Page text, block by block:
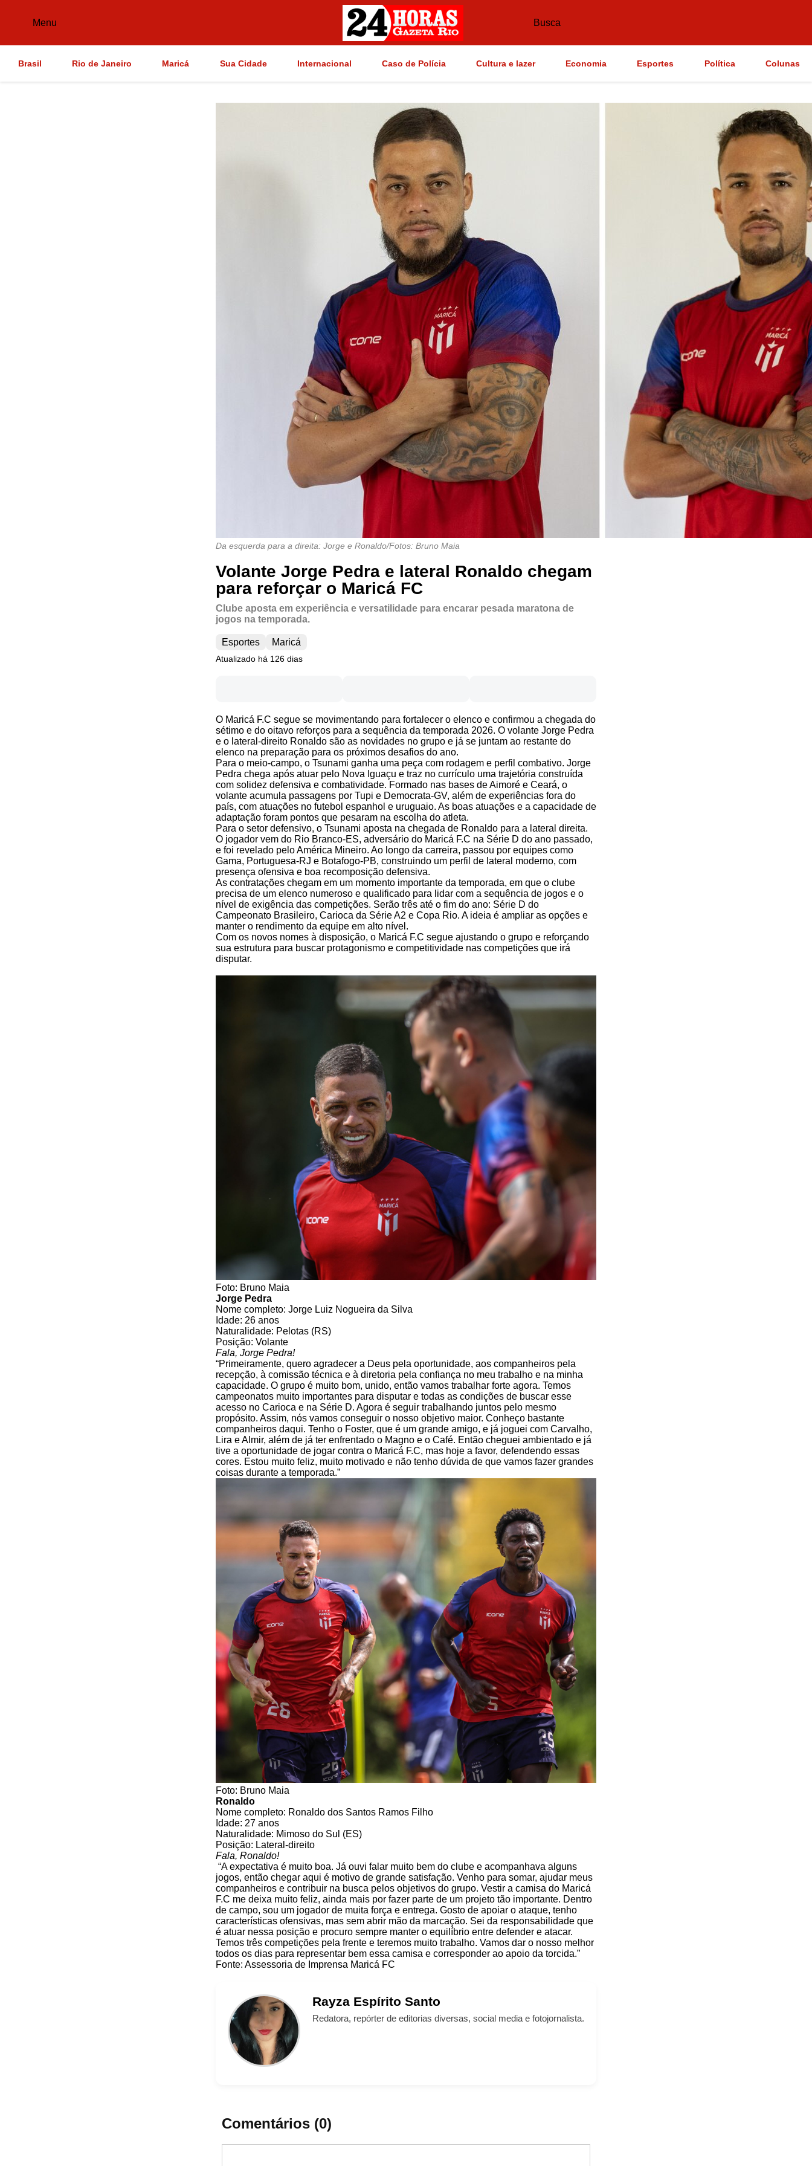
Menu Busca
Brasil Rio de Janeiro Maricá Sua Cidade Internacional Caso de Polícia Cultura e lazer Economia Esportes Política Colunas
Da esquerda para a direita: Jorge e Ronaldo/Fotos: Bruno Maia
Volante Jorge Pedra e lateral Ronaldo chegam
para reforçar o Maricá FC
Clube aposta em experiência e versatilidade para encarar pesada maratona de
jogos na temporada.
Esportes Maricá
Atualizado há 126 dias
O Maricá F.C segue se movimentando para fortalecer o elenco e confirmou a chegada do
sétimo e do oitavo reforços para a sequência da temporada 2026. O volante Jorge Pedra
e o lateral-direito Ronaldo são as novidades no grupo e já se juntam ao restante do
elenco na preparação para os próximos desafios do ano.
Para o meio-campo, o Tsunami ganha uma peça com rodagem e perfil combativo. Jorge
Pedra chega após atuar pelo Nova Iguaçu e traz no currículo uma trajetória construída
com solidez defensiva e combatividade. Formado nas bases de Aimoré e Ceará, o
volante acumula passagens por Tupi e Democrata-GV, além de experiências fora do
país, com atuações no futebol espanhol e uruguaio. As boas atuações e a capacidade de
adaptação foram pontos que pesaram na escolha do atleta.
Para o setor defensivo, o Tsunami aposta na chegada de Ronaldo para a lateral direita.
O jogador vem do Rio Branco-ES, adversário do Maricá F.C na Série D do ano passado,
e foi revelado pelo América Mineiro. Ao longo da carreira, passou por equipes como
Gama, Portuguesa-RJ e Botafogo-PB, construindo um perfil de lateral moderno, com
presença ofensiva e boa recomposição defensiva.
As contratações chegam em um momento importante da temporada, em que o clube
precisa de um elenco numeroso e qualificado para lidar com a sequência de jogos e o
nível de exigência das competições. Serão três até o fim do ano: Série D do
Campeonato Brasileiro, Carioca da Série A2 e Copa Rio. A ideia é ampliar as opções e
manter o rendimento da equipe em alto nível.
Com os novos nomes à disposição, o Maricá F.C segue ajustando o grupo e reforçando
sua estrutura para buscar protagonismo e competitividade nas competições que irá
disputar.
Foto: Bruno Maia
Jorge Pedra
Nome completo: Jorge Luiz Nogueira da Silva
Idade: 26 anos
Naturalidade: Pelotas (RS)
Posição: Volante
Fala, Jorge Pedra!
“Primeiramente, quero agradecer a Deus pela oportunidade, aos companheiros pela
recepção, à comissão técnica e à diretoria pela confiança no meu trabalho e na minha
capacidade. O grupo é muito bom, unido, então vamos trabalhar forte agora. Temos
campeonatos muito importantes para disputar e todas as condições de buscar esse
acesso no Carioca e na Série D. Agora é seguir trabalhando juntos pelo mesmo
propósito. Assim, nós vamos conseguir o nosso objetivo maior. Conheço bastante
companheiros daqui. Tenho o Foster, que é um grande amigo, e já joguei com Carvalho,
Lira e Almir, além de já ter enfrentado o Magno e o Café. Então cheguei ambientado e já
tive a oportunidade de jogar contra o Maricá F.C, mas hoje a favor, defendendo essas
cores. Estou muito feliz, muito motivado e não tenho dúvida de que vamos fazer grandes
coisas durante a temporada.”
Foto: Bruno Maia
Ronaldo
Nome completo: Ronaldo dos Santos Ramos Filho
Idade: 27 anos
Naturalidade: Mimoso do Sul (ES)
Posição: Lateral-direito
Fala, Ronaldo!
“A expectativa é muito boa. Já ouvi falar muito bem do clube e acompanhava alguns
jogos, então chegar aqui é motivo de grande satisfação. Venho para somar, ajudar meus
companheiros e contribuir na busca pelos objetivos do grupo. Vestir a camisa do Maricá
F.C me deixa muito feliz, ainda mais por fazer parte de um projeto tão importante. Dentro
de campo, sou um jogador de muita força e entrega. Gosto de apoiar o ataque, tenho
características ofensivas, mas sem abrir mão da marcação. Sei da responsabilidade que
é atuar nessa posição e procuro sempre manter o equilíbrio entre defender e atacar.
Temos três competições pela frente e teremos muito trabalho. Vamos dar o nosso melhor
todos os dias para representar bem essa camisa e corresponder ao apoio da torcida.”
Fonte: Assessoria de Imprensa Maricá FC
Rayza Espírito Santo
Redatora, repórter de editorias diversas, social media e fotojornalista.
Comentários (0)